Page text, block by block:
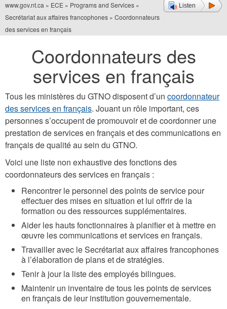
Listen
Vous
êtes
www.gov.nt.ca » ECE » Programs and Services »
Secrétariat aux affaires francophones » Coordonnateurs
des services en français
Coordonnateurs des
services en français
Tous les ministères du GTNO disposent d’un coordonnateur
des services en français. Jouant un rôle important, ces
personnes s’occupent de promouvoir et de coordonner une
prestation de services en français et des communications en
français de qualité au sein du GTNO.
Voici une liste non exhaustive des fonctions des
coordonnateurs des services en français :
Rencontrer le personnel des points de service pour
effectuer des mises en situation et lui offrir de la
formation ou des ressources supplémentaires.
Aider les hauts fonctionnaires à planifier et à mettre en
œuvre les communications et services en français.
Travailler avec le Secrétariat aux affaires francophones
à l’élaboration de plans et de stratégies.
Tenir à jour la liste des employés bilingues.
Maintenir un inventaire de tous les points de services
en français de leur institution gouvernementale.